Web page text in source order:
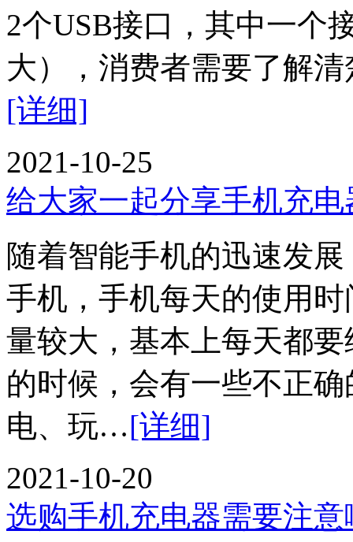
2个USB接口，其中一个
大），消费者需要了解
[详细]
2021-10-25
给大家一起分享手机充
随着智能手机的迅速发
手机，手机每天的使用
量较大，基本上每天都
的时候，会有一些不正
电、玩…[详细]
2021-10-20
选购手机充电器需要注